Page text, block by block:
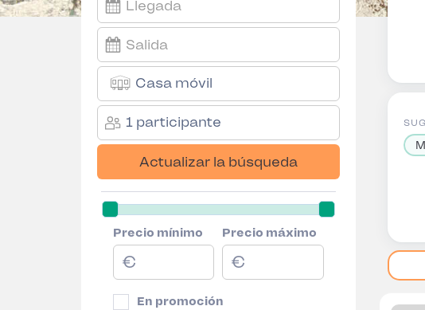
Casa móvil
1 participante
Actualizar la búsqueda
Precio mínimo Precio máximo
En promoción